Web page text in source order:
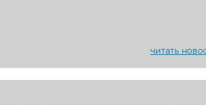
читать